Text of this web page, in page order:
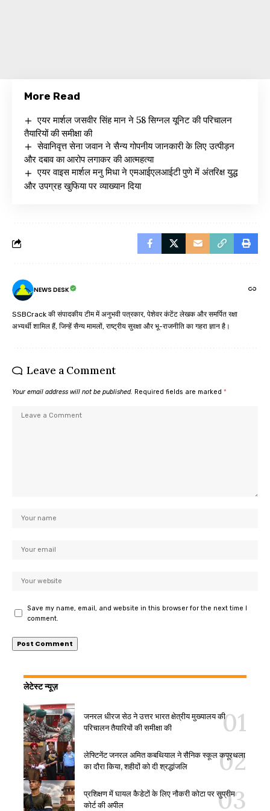
More Read
एयर मार्शल जसवीर सिंह मान ने 58 सिग्नल यूनिट की परिचालन
तैयारियों की समीक्षा की
सेवानिवृत्त सेना जवान ने सैन्य गोपनीय जानकारी के लिए उत्पीड़न
और दबाव का आरोप लगाकर की आत्महत्या
एयर वाइस मार्शल मनु मिधा ने एमआईएलआईटी पुणे में अंतरिक्ष युद्ध
और उपग्रह खुफिया पर व्याख्यान दिया
NEWS DESK
SSBCrack की संपादकीय टीम में अनुभवी पत्रकार, पेशेवर कंटेंट लेखक और समर्पित रक्षा
अभ्यर्थी शामिल हैं, जिन्हें सैन्य मामलों, राष्ट्रीय सुरक्षा और भू-राजनीति का गहरा ज्ञान है।
Leave a Comment
Your email address will not be published. Required fields are marked *
Save my name, email, and website in this browser for the next time I
comment.
लेटेस्ट न्यूज़
जनरल धीरज सेठ ने उत्तर भारत क्षेत्रीय मुख्यालय की
परिचालन तैयारियों की समीक्षा की
लेफ्टिनेंट जनरल अमित कबथियाल ने सैनिक स्कूल कपूरथला
का दौरा किया, शहीदों को दी श्रद्धांजलि
प्रशिक्षण में घायल कैडेटों के लिए नौकरी कोटा पर सुप्रीम
कोर्ट की अपील